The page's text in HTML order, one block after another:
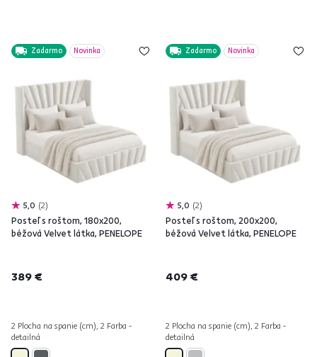
Zadarmo Novinka
5,0 2
Posteľ s roštom, 180x200,
béžová Velvet látka, PENELOPE
389 €
2 Plocha na spanie (cm), 2 Farba -
detailná
Zadarmo Novinka
5,0 2
Posteľ s roštom, 200x200,
béžová Velvet látka, PENELOPE
409 €
2 Plocha na spanie (cm), 2 Farba -
detailná